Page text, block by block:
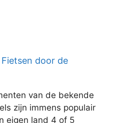
door de
van de bekende
zijn immens populair
eigen land 4 of 5